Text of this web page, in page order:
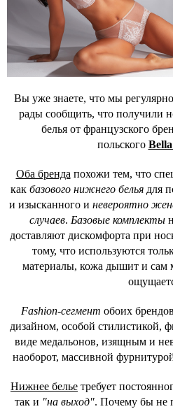
Вы уже знаете, что мы
рады сообщить, что получили
белья от французского
польского
Оба бренда похожи тем, что
как базового нижнего бельядля
и изысканного и невероятно
случаев. Базовые комплекты
доставляют дискомфорта при
тому, что используются
материалы, кожа дышит и сам
Fashion-сегмент обоих
дизайном, особой стилистикой,
виде медальонов, изящным и
наоборот, массивной
Нижнее белье требует
так и "на выход". Почему бы не